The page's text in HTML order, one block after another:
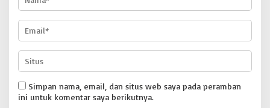
Simpan nama, email, dan situs web saya pada peramban
ini untuk komentar saya berikutnya.